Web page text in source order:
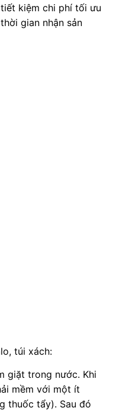
kiệm chi phí tối ưu
gian nhận sản
túi xách:
giặt trong nước. Khi
mềm với một ít
thuốc tẩy). Sau đó